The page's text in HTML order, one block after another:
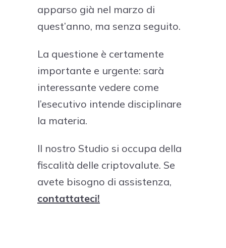
apparso già nel marzo di
quest’anno, ma senza seguito.
La questione è certamente
importante e urgente: sarà
interessante vedere come
l’esecutivo intende disciplinare
la materia.
Il nostro Studio si occupa della
fiscalità delle criptovalute. Se
avete bisogno di assistenza,
contattateci!